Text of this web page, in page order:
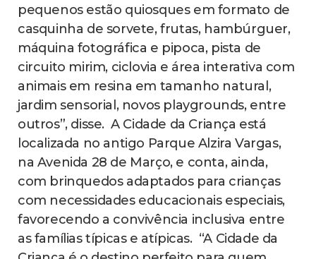
pequenos estão quiosques em formato de
casquinha de sorvete, frutas, hambúrguer,
máquina fotográfica e pipoca, pista de
circuito mirim, ciclovia e área interativa com
animais em resina em tamanho natural,
jardim sensorial, novos playgrounds, entre
outros”, disse. ‌ A Cidade da Criança está
localizada no antigo Parque Alzira Vargas,
na Avenida 28 de Março, e conta, ainda,
com brinquedos adaptados para crianças
com necessidades educacionais especiais,
favorecendo a convivência inclusiva entre
as famílias típicas e atípicas. ‌ “A Cidade da